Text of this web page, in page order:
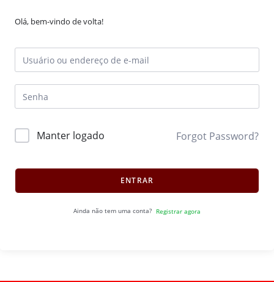
Olá, bem-vindo de volta!
Manter logado Forgot Password?
ENTRAR
Ainda não tem uma conta? Registrar agora